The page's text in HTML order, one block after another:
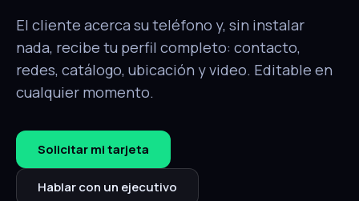
El cliente acerca su teléfono y, sin instalar
nada, recibe tu perfil completo: contacto,
redes, catálogo, ubicación y video. Editable en
cualquier momento.
Solicitar mi tarjeta
Hablar con un ejecutivo